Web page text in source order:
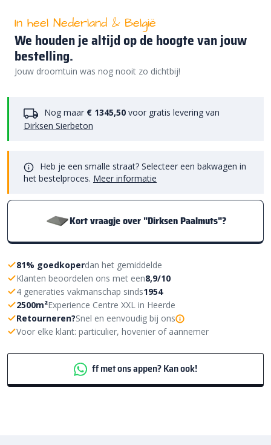
In heel Nederland & België
We houden je altijd op de hoogte van jouw
bestelling.
Jouw droomtuin was nog nooit zo dichtbij!
Nog maar € 1345,50 voor gratis levering van
Dirksen Sierbeton
Heb je een smalle straat? Selecteer een bakwagen in
het bestelproces. Meer informatie
Kort vraagje over "Dirksen Paalmuts"?
81% goedkoperdan het gemiddelde
Klanten beoordelen ons met een8,9/10
4 generaties vakmanschap sinds1954
2500m²Experience Centre XXL in Heerde
Retourneren?Snel en eenvoudig bij ons
Voor elke klant: particulier, hovenier of aannemer
ff met ons appen? Kan ook!